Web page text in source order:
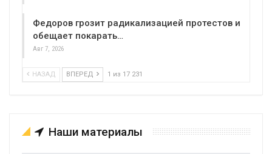
Федоров грозит радикализацией протестов и
обещает покарать…
Авг 7, 2026
НАЗАД ВПЕРЕД 1 из 17 231
Наши материалы